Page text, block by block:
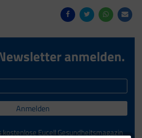
anmelden.
Anmelden
kostenlose Eucell Gesundheitsmagazin